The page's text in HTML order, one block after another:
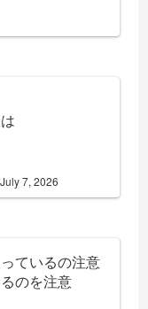
July 7, 2026
ているの注意
のを注意